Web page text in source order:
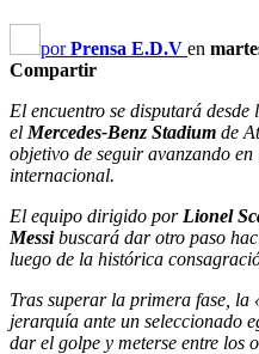
porPrensa E.D.V en
Compartir
El encuentro se disputará desde
el Mercedes-Benz Stadium de
objetivo de seguir avanzando
internacional.
El equipo dirigido por Lionel
Messibuscará dar otro paso
luego de la histórica
Tras superar la primera fase, la
jerarquía ante un seleccionado
dar el golpe y meterse entre los